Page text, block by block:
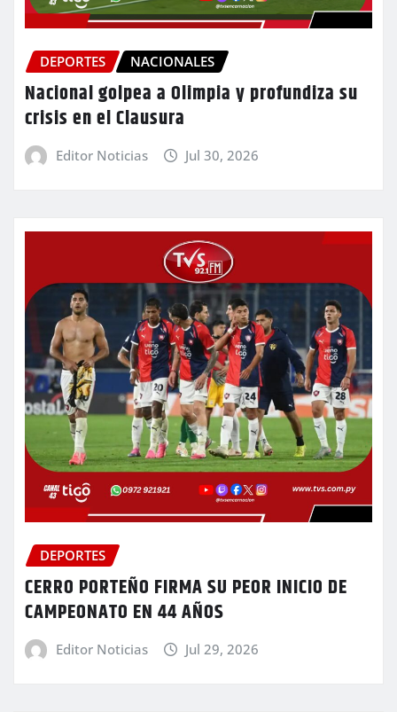
DEPORTES NACIONALES
Nacional golpea a Olimpia y profundiza su
crisis en el Clausura
Editor Noticias Jul 30, 2026
DEPORTES
CERRO PORTEÑO FIRMA SU PEOR INICIO DE
CAMPEONATO EN 44 AÑOS
Editor Noticias Jul 29, 2026